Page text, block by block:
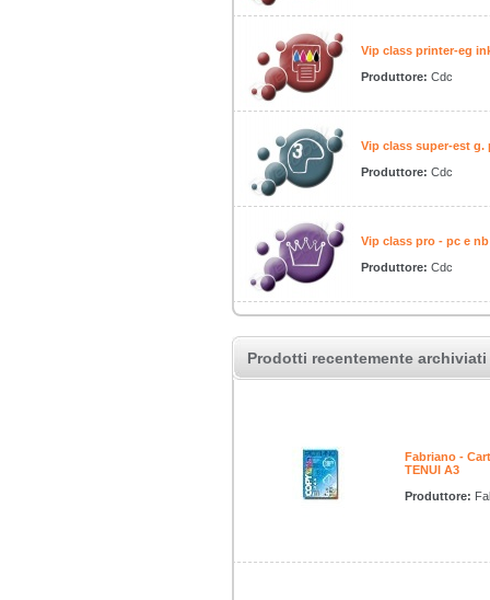
Vip class printer-eg
Produttore: Cdc
Vip class super-est g.
Produttore: Cdc
Vip class pro - pc e
Produttore: Cdc
Prodotti recentemente archiviati
Fabriano -
TENUI A3
Produttore: